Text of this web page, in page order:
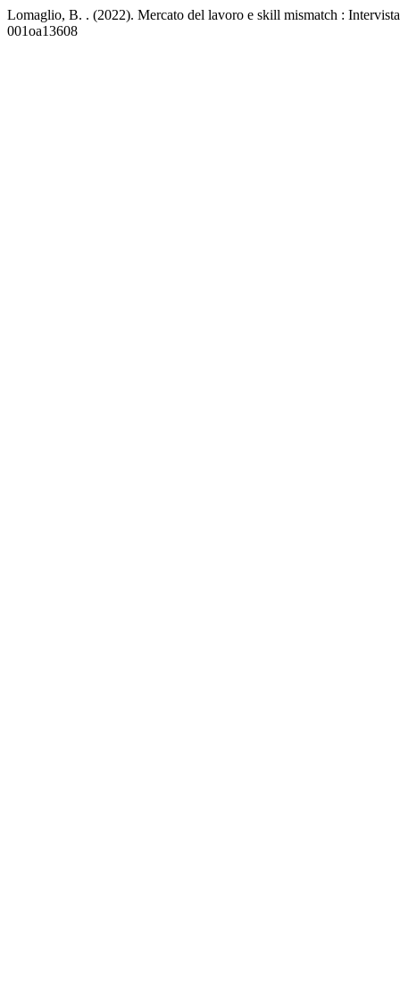
Lomaglio, B. . (2022). Mercato del lavoro e skill mismatch :
001oa13608